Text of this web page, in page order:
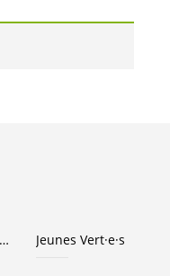
Jeunes Vert·e·s